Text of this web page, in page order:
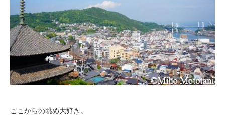
ここからの眺め大好き。